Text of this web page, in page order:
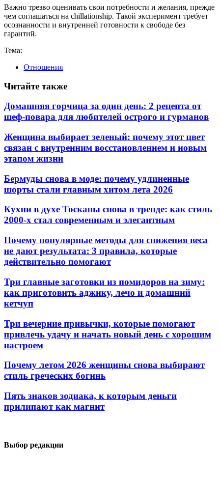
Важно трезво оценивать свои потребности и желания, прежде
чем соглашаться на chillationship. Такой эксперимент требует
осознанности и внутренней готовности к свободе без
гарантий.
Тема:
Отношения
Читайте также
Домашняя горчица за один день: 2 рецепта от
шеф-повара для любителей острого и гурманов
Женщина выбирает зеленый: почему этот цвет
связан с внутренним восстановлением и новым
этапом жизни
Бермуды снова в моде: почему удлиненные
шорты стали главным хитом лета 2026
Кухни в духе Тосканы снова в тренде: как стиль
2000-х стал современным и элегантным
Почему популярные методы для снижения веса
не дают результата: 3 правила, которые
действительно помогают
Три главные заготовки из помидоров на зиму:
как приготовить аджику, лечо и домашний
кетчуп
Три вечерние привычки, которые помогают
привлечь удачу и начать новый день с хорошим
настроем
Почему летом 2026 женщины снова выбирают
стиль греческих богинь
Пять знаков зодиака, к которым деньги
прилипают как магнит
Выбор редакции